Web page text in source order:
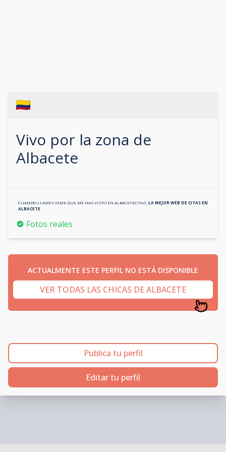
Vivo por la zona de
Albacete
CUANDO LLAMES DIME QUE ME HAS VISTO EN ALBACETECITAS LA MEJOR WEB DE CITAS EN
ALBACETE
Fotos reales
ACTUALMENTE ESTE PERFIL NO ESTÁ DISPONIBLE
VER TODAS LAS CHICAS DE ALBACETE
Publica tu perfil
Editar tu perfil